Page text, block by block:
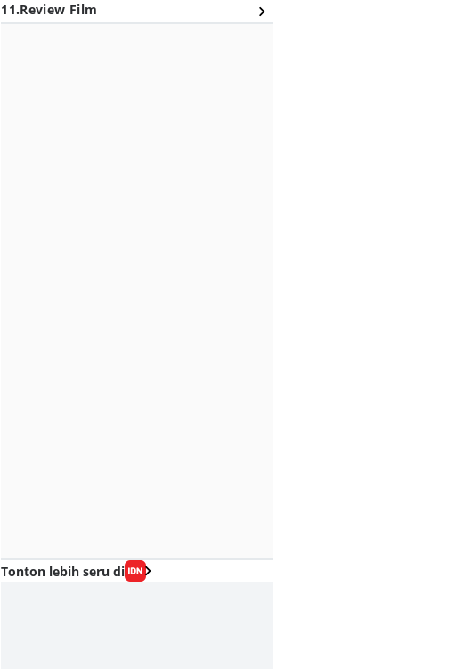
11.Review Film
Tonton lebih seru di